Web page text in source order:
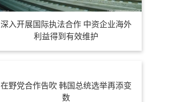
深入开展国际执法合作 中资企业海外
利益得到有效维护
在野党合作告吹 韩国总统选举再添变
数